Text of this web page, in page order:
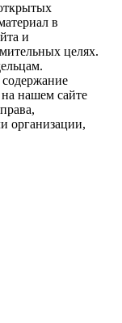
в
и
целях.
содержание
нашем сайте
организации,